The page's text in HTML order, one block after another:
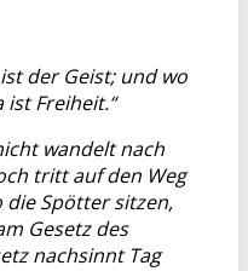
der Geist; und wo
Freiheit.“
wandelt nach
tritt auf den Weg
die Spötter sitzen,
Gesetz des
nachsinnt Tag